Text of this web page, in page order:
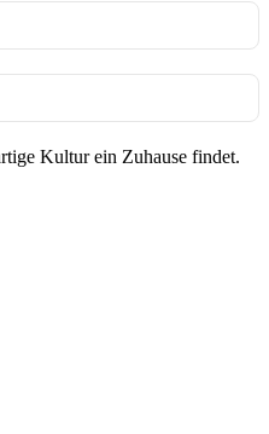
Kultur ein Zuhause findet.